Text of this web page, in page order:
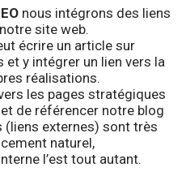
nous intégrons des liens
site web.
écrire un article sur
et y intégrer un lien vers la
réalisations.
les pages stratégiques
de référencer notre blog
(liens externes) sont très
naturel,
l’est tout autant.